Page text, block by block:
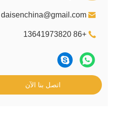
daisenchina@gmail.com
+86 13641973820
اتصل بنا الآن